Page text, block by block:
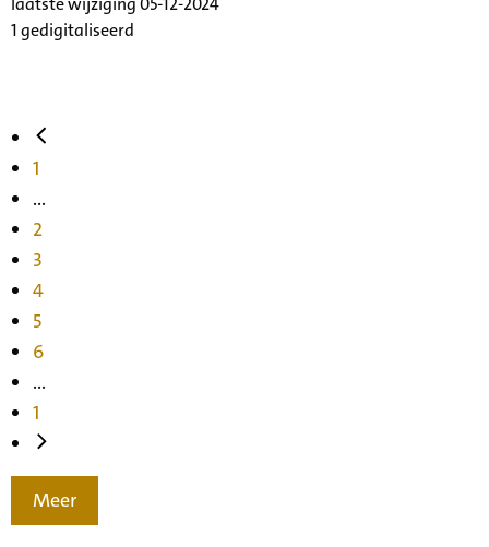
1 gedigitaliseerd
1
...
2
3
4
5
6
...
1
Meer